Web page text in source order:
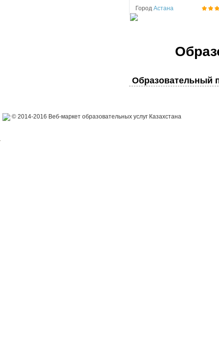
Город Астана
Образовательный
© 2014-2016 Веб-маркет образовательных услуг Казахстана